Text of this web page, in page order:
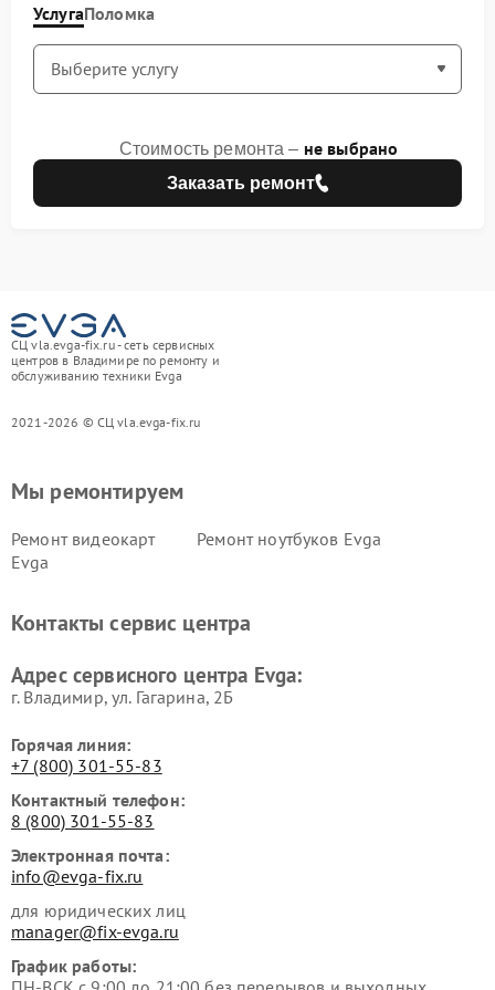
УслугаПоломка
Заказать ремонт
Стоимость ремонта – не выбрано
СЦ vla.evga-fix.ru - сеть сервисных
центров в Владимире по ремонту и
обслуживанию техники Evga
2021-2026 © СЦ vla.evga-fix.ru
Мы ремонтируем
Ремонт видеокарт
Evga
Ремонт ноутбуков Evga
Контакты сервис центра
Адрес сервисного центра Evga:
г. Владимир, ул. Гагарина, 2Б
Горячая линия:
+7 (800) 301-55-83
Контактный телефон:
8 (800) 301-55-83
Электронная почта:
info@evga-fix.ru
для юридических лиц
manager@fix-evga.ru
График работы: